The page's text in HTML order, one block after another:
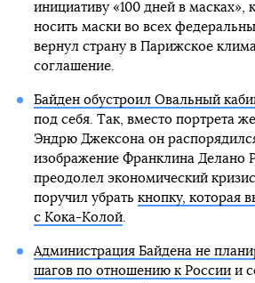
инициативу «100 дней в масках»,
носить маски во всех
вернул страну в Парижское
соглашение.
Байден обустроил Овальный
под себя. Так, вместо портрета
Эндрю Джексона он
изображение Франклина Делано
преодолел экономический
поручил убрать кнопку, которая
с Кока-Колой.
Администрация Байдена не
шагов по отношению к Россиии